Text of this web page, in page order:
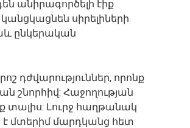
անիրագործելի էիք
սիրելիների
ընկերական
դժվարություններ, որոնք
շնորհիվ: Հաջողության
տալիս: Լուրջ հաղթանակ
է մտերիմ մարդկանց հետ